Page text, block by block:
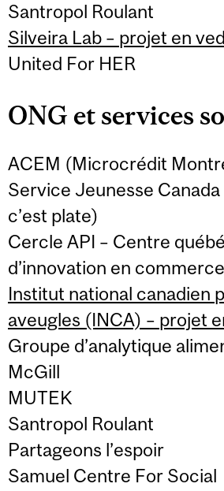
Santropol Roulant
Silveira Lab – projet en
United For HER
ONG et services
ACEM (Microcrédit
Service Jeunesse Canada
c’est plate)
Cercle API – Centre
d’innovation en
Institut national canadien
aveugles (INCA) – projet
Groupe d’analytique
McGill
MUTEK
Santropol Roulant
Partageons l’espoir
Samuel Centre For Social